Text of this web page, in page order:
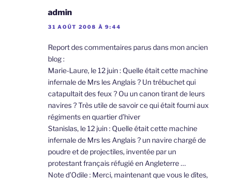
admin
31 AOÛT 2008 À 9:44
Report des commentaires parus dans mon ancien
blog :
Marie-Laure, le 12 juin : Quelle était cette machine
infernale de Mrs les Anglais ? Un trébuchet qui
catapultait des feux ? Ou un canon tirant de leurs
navires ? Très utile de savoir ce qui était fourni aux
régiments en quartier d’hiver
Stanislas, le 12 juin : Quelle était cette machine
infernale de Mrs les Anglais ? un navire chargé de
poudre et de projectiles, inventée par un
protestant français réfugié en Angleterre …
Note d’Odile : Merci, maintenant que vous le dîtes,